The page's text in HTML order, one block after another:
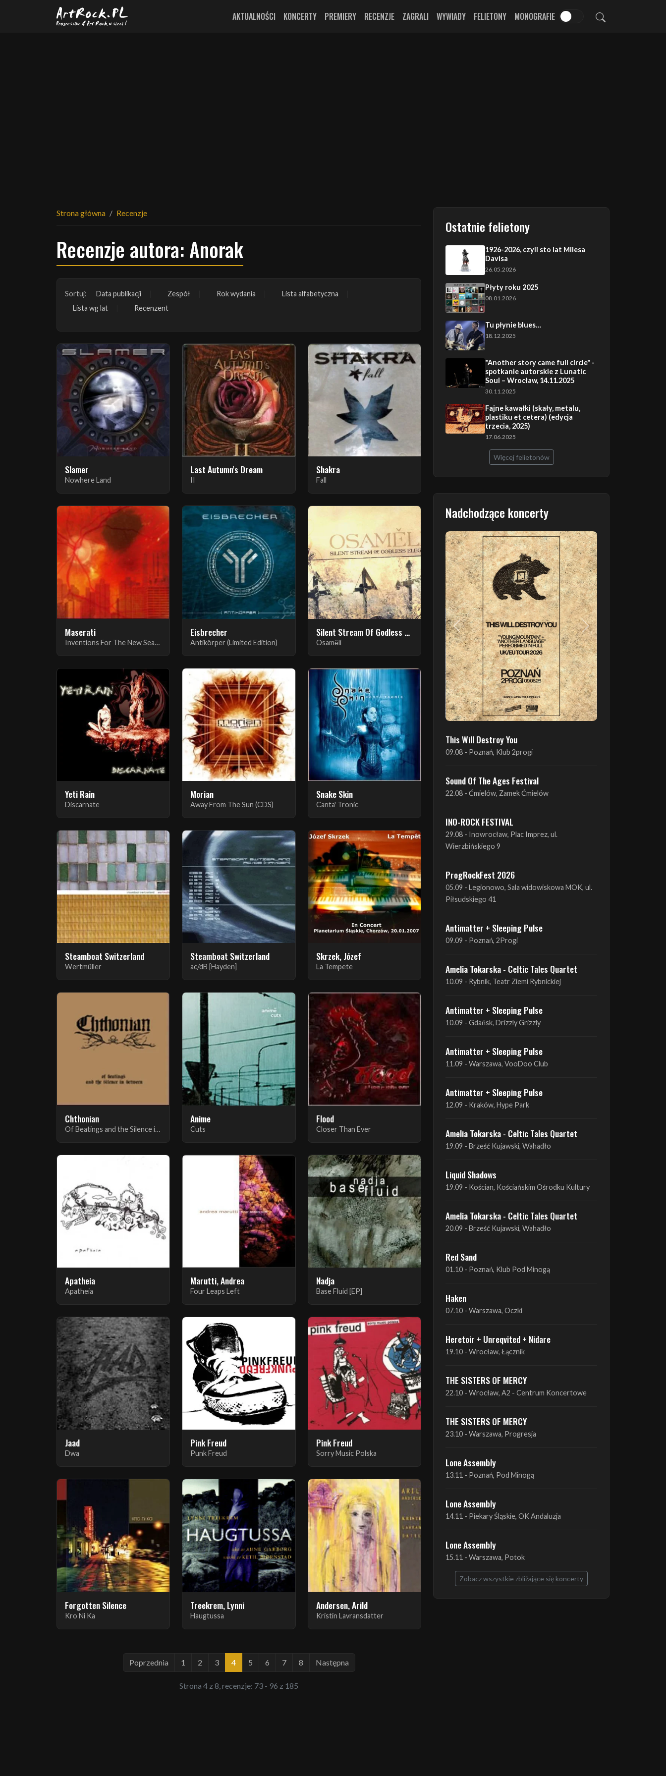
Przejdź do treści głównej
AKTUALNOŚCI KONCERTY PREMIERY RECENZJE ZAGRALI WYWIADY FELIETONY MONOGRAFIE
Strona główna Recenzje
Recenzje autora: Anorak
Sortuj: Data publikacji Zespół Rok wydania
Lista alfabetyczna
Lista wg lat
Recenzent
Slamer
Nowhere Land
Last Autumn's Dream
II
Shakra
Fall
Maserati
Inventions For The New Season
Eisbrecher
Antikörper (Limited Edition)
Silent Stream Of Godless Elegy
Osamělí
Yeti Rain
Discarnate
Morian
Away From The Sun (CDS)
Snake Skin
Canta' Tronic
Steamboat Switzerland
Wertmüller
Steamboat Switzerland
ac/dB [Hayden]
Skrzek, Józef
La Tempete
Chthonian
Of Beatings and the Silence in Between
Anime
Cuts
Flood
Closer Than Ever
Apatheia
Apatheia
Marutti, Andrea
Four Leaps Left
Nadja
Base Fluid [EP]
Jaad
Dwa
Pink Freud
Punk Freud
Pink Freud
Sorry Music Polska
Forgotten Silence
Kro Ni Ka
Treekrem, Lynni
Haugtussa
Andersen, Arild
Kristin Lavransdatter
Poprzednia 1 2 3 4 5 6 7 8 Następna
Strona 4 z 8, recenzje: 73 - 96 z 185
Ostatnie felietony
1926-2026, czyli sto lat Milesa
Davisa
26.05.2026
Płyty roku 2025
08.01.2026
Tu płynie blues…
18.12.2025
"Another story came full circle" -
spotkanie autorskie z Lunatic
Soul – Wrocław, 14.11.2025
30.11.2025
Fajne kawałki (skały, metalu,
plastiku et cetera) (edycja
trzecia, 2025)
17.06.2025
Więcej felietonów
Nadchodzące koncerty
Poprzedni Następny
This Will Destroy You
09.08 - Poznań, Klub 2progi
Sound Of The Ages Festival
22.08 - Ćmielów, Zamek Ćmielów
INO-ROCK FESTIVAL
29.08 - Inowrocław, Plac Imprez, ul.
ProgRockFest 2026
05.09 - Legionowo, Sala widowiskowa MOK, ul.
Antimatter + Sleeping Pulse
09.09 - Poznań, 2Progi
Amelia Tokarska - Celtic Tales Quartet
10.09 - Rybnik, Teatr Ziemi Rybnickiej
Antimatter + Sleeping Pulse
10.09 - Gdańsk, Drizzly Grizzly
Antimatter + Sleeping Pulse
11.09 - Warszawa, VooDoo Club
Antimatter + Sleeping Pulse
12.09 - Kraków, Hype Park
Amelia Tokarska - Celtic Tales Quartet
19.09 - Brześć Kujawski, Wahadło
Liquid Shadows
19.09 - Kościan, Kościańskim Ośrodku Kultury
Amelia Tokarska - Celtic Tales Quartet
20.09 - Brześć Kujawski, Wahadło
Red Sand
01.10 - Poznań, Klub Pod Minogą
Haken
07.10 - Warszawa, Oczki
Heretoir + Unreqvited + Nidare
19.10 - Wrocław, Łącznik
THE SISTERS OF MERCY
22.10 - Wrocław, A2 - Centrum Koncertowe
THE SISTERS OF MERCY
23.10 - Warszawa, Progresja
Lone Assembly
13.11 - Poznań, Pod Minogą
Lone Assembly
14.11 - Piekary Śląskie, OK Andaluzja
Lone Assembly
15.11 - Warszawa, Potok
Zobacz wszystkie zbliżające się koncerty